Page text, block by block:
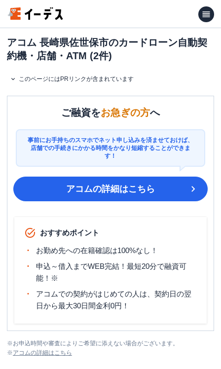
アコム 長崎県佐世保市のカードローン自動契
約機・店舗・ATM (2件)
このページにはPRリンクが含まれています
ご融資をお急ぎの方へ
事前にお手持ちのスマホでネット申し込みを済ませておけば、
店舗での手続きにかかる時間をかなり短縮することができま
す！
アコムの詳細はこちら
おすすめポイント
お勤め先への在籍確認は100%なし！
申込～借入までWEB完結！最短20分で融資可
能！※
アコムでの契約がはじめての人は、契約日の翌
日から最大30日間金利0円！
※お申込時間や審査によりご希望に添えない場合がございます。
※アコムの詳細はこちら